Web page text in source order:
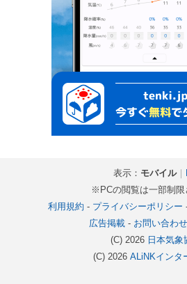
表示： モバイル｜
※PCの閲覧は一部制限
利用規約 - プライバシーポリシー
広告掲載- お問い合わせ
(C) 2026 日本気象
(C) 2026 ALiNKインタ